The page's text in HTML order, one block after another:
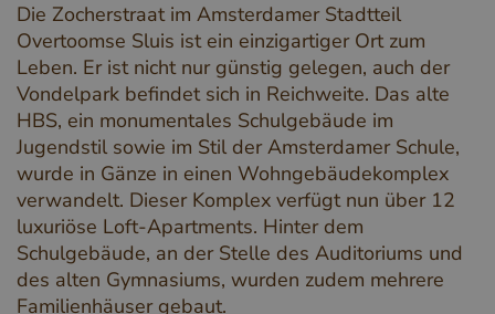
Die Zocherstraat im Amsterdamer Stadtteil
Overtoomse Sluis ist ein einzigartiger Ort zum
Leben. Er ist nicht nur günstig gelegen, auch der
Vondelpark befindet sich in Reichweite. Das alte
HBS, ein monumentales Schulgebäude im
Jugendstil sowie im Stil der Amsterdamer Schule,
wurde in Gänze in einen Wohngebäudekomplex
verwandelt. Dieser Komplex verfügt nun über 12
luxuriöse Loft-Apartments. Hinter dem
Schulgebäude, an der Stelle des Auditoriums und
des alten Gymnasiums, wurden zudem mehrere
Familienhäuser gebaut.